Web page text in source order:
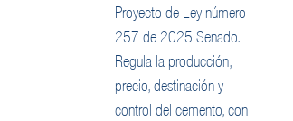
Proyecto de Ley número
257 de 2025 Senado.
Regula la producción,
precio, destinación y
control del cemento, con